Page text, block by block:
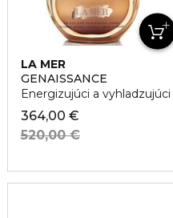
LA MER
GENAISSANCE
Energizujúci a
364,00 €
520,00 €